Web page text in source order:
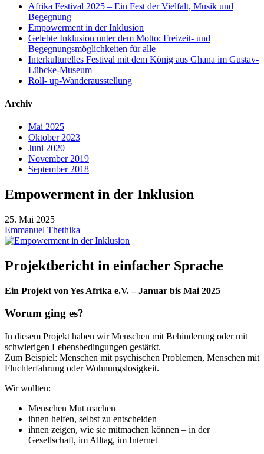
Afrika Festival 2025 – Ein Fest der Vielfalt, Musik und
Begegnung
Empowerment in der Inklusion
Gelebte Inklusion unter dem Motto: Freizeit- und
Begegnungsmöglichkeiten für alle
Interkulturelles Festival mit dem König aus Ghana im Gustav-
Lübcke-Museum
Roll- up-Wanderausstellung
Archiv
Mai 2025
Oktober 2023
Juni 2020
November 2019
September 2018
Empowerment in der Inklusion
25. Mai 2025
Emmanuel Thethika
Projektbericht in einfacher Sprache
Ein Projekt von Yes Afrika e.V. – Januar bis Mai 2025
Worum ging es?
In diesem Projekt haben wir Menschen mit Behinderung oder mit
schwierigen Lebensbedingungen gestärkt.
Zum Beispiel: Menschen mit psychischen Problemen, Menschen mit
Fluchterfahrung oder Wohnungslosigkeit.
Wir wollten:
Menschen Mut machen
ihnen helfen, selbst zu entscheiden
ihnen zeigen, wie sie mitmachen können – in der
Gesellschaft, im Alltag, im Internet